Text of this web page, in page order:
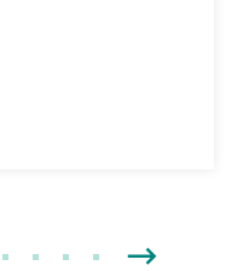
也看到了風的